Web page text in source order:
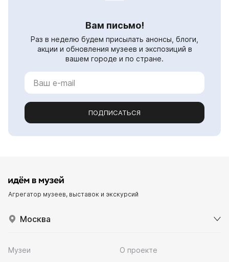
Вам письмо!
Раз в неделю будем присылать анонсы, блоги,
акции и обновления музеев и экспозиций в
вашем городе и по стране.
ПОДПИСАТЬСЯ
Агрегатор музеев, выставок и экскурсий
Москва
Музеи
О проекте